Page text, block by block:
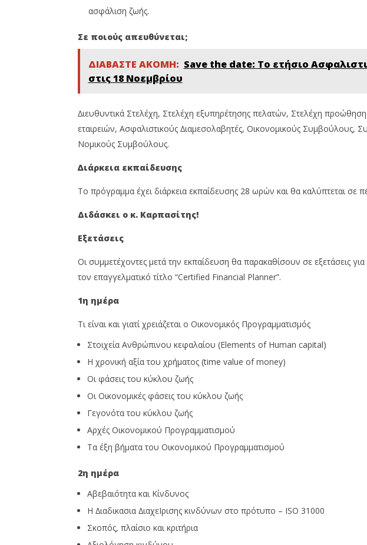
ασφάλιση ζωής.
Σε ποιούς απευθύνεται;
ΔΙΑΒΑΣΤΕ ΑΚΟΜΗ: Save the date: Το ετήσιο
στις 18 Νοεμβρίου
∆ιευθυντικά Στελέχη, Στελέχη εξυπηρέτησης πελατών, Στελέχη
εταιρειών, Ασφαλιστικούς ∆ιαµεσολαβητές, Οικονοµικούς Συµβούλους,
Νοµικούς Συµβούλους.
∆ιάρκεια εκπαίδευσης
Το πρόγραµµα έχει διάρκεια εκπαίδευσης 28 ωρών και θα καλύπτεται σε
Διδάσκει ο κ. Καρπασίτης!
Εξετάσεις
Οι συµµετέχοντες µετά την εκπαίδευση θα παρακαθίσουν σε εξετάσεις
τον επαγγελµατικό τίτλο “Certified Financial Planner”.
1η ημέρα
Τι είναι και γιατί χρειάζεται ο Οικονοµικός Προγραµµατισµός
Στοιχεία Ανθρώπινου κεφαλαίου (Elements of Human capital)
Η χρονική αξία του χρήµατος (time value of money)
Οι φάσεις του κύκλου ζωής
Οι Οικονοµικές φάσεις του κύκλου ζωής
Γεγονότα του κύκλου ζωής
Αρχές Οικονοµικού Προγραµµατισµού
Τα έξη βήµατα του Οικονοµικού Προγραµµατισµού
2η ημέρα
Αβεβαιότητα και Κίνδυνος
Η ∆ιαδικασια ∆ιαχεΙρισης κινδύνων στο πρότυπο – ISO 31000
Σκοπός, πλαίσιο και κριτήρια